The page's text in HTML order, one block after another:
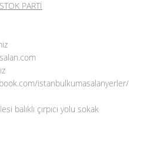
PARTİ
istanbulkumasalanyerler/
balıklı çırpıcı yolu sokak